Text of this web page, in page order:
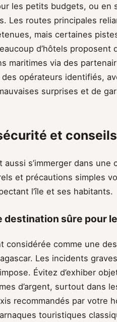
les petits budgets, ou en
Les routes principales
mais certaines
d’hôtels proposent
maritimes via des
opérateurs identifiés,
surprises et de
et
aussi s’immerger dans
et précautions simples
l’île et ses habitants.
destination sûre pour
considérée comme une
Les incidents
Évitez d’exhiber
d’argent, surtout dans
recommandés par votre
touristiques